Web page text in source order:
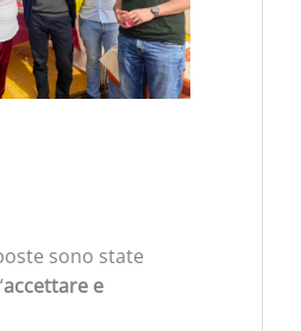
sono state
accettare e